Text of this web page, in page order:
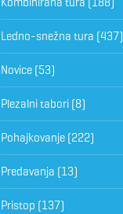
Ledno-snežna tura (437)
Novice(53)
Plezalni tabori(8)
Pohajkovanje(222)
Predavanja (13)
Pristop (137)